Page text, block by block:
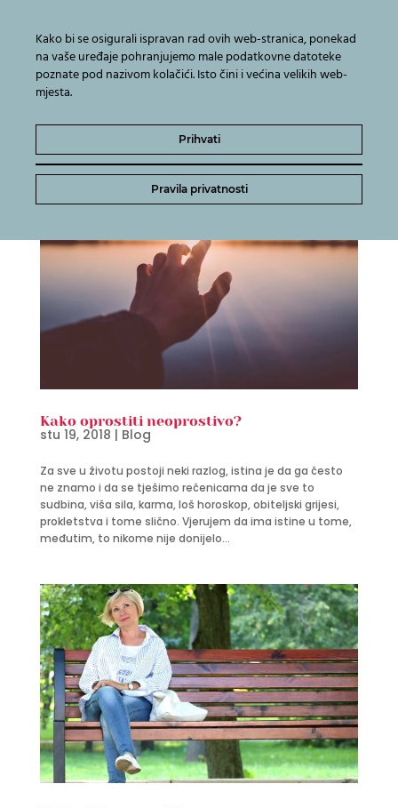
Kako oprostiti neoprostivo?
stu 19, 2018 | Blog
Za sve u životu postoji neki razlog, istina je da ga često
ne znamo i da se tješimo rečenicama da je sve to
sudbina, viša sila, karma, loš horoskop, obiteljski grijesi,
prokletstva i tome slično. Vjerujem da ima istine u tome,
međutim, to nikome nije donijelo...
Kako bi se osigurali ispravan rad ovih web-stranica, ponekad
na vaše uređaje pohranjujemo male podatkovne datoteke
poznate pod nazivom kolačići. Isto čini i većina velikih web-
mjesta.
Prihvati
Pravila privatnosti